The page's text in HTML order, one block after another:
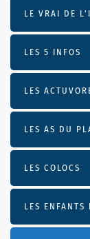
LE VRAI DE
LES 5 INFOS
LES
LES AS DU
LES COLOCS
LES